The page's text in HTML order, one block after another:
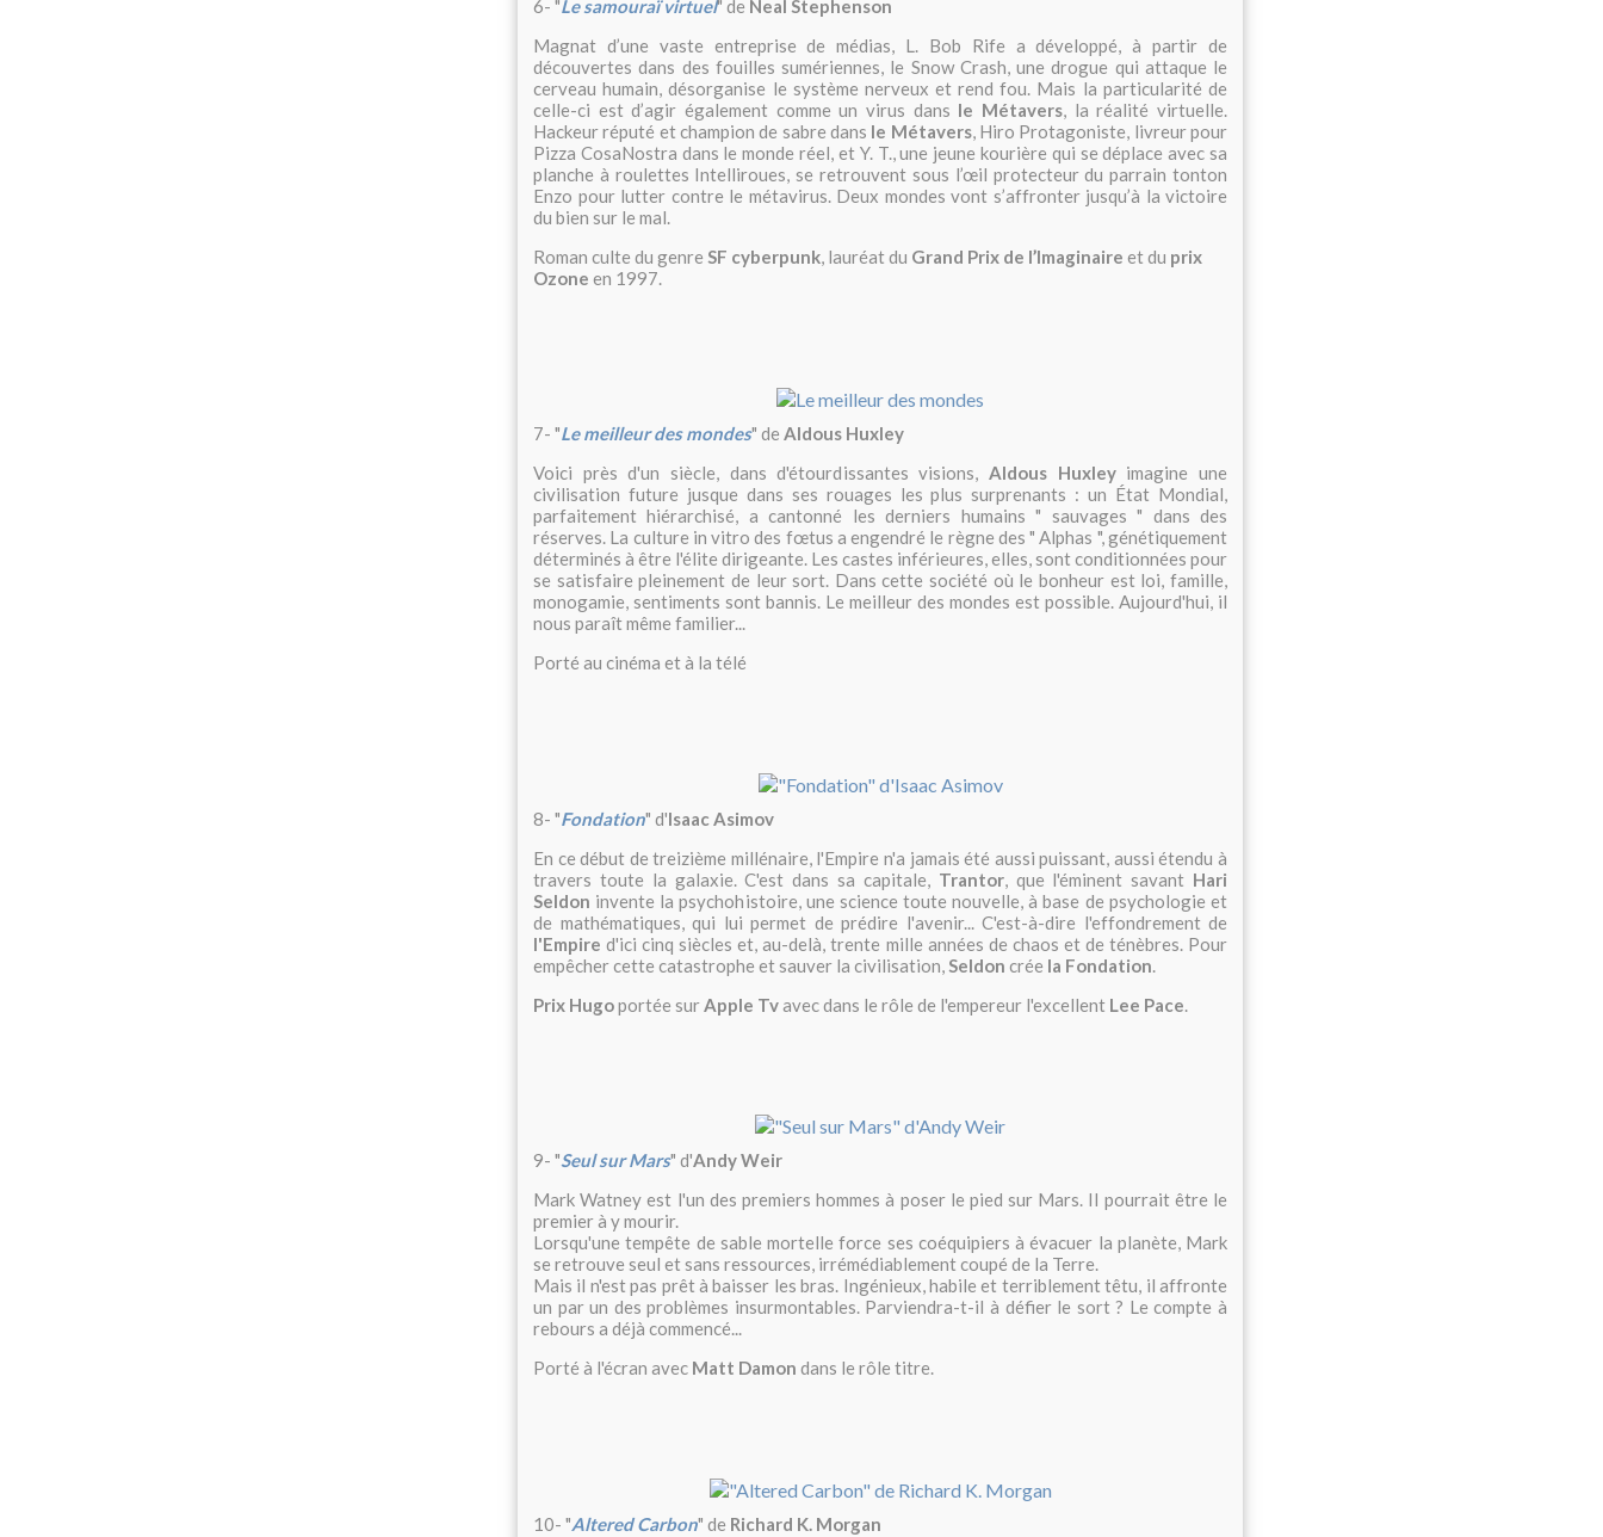
6- "Le samouraï virtuel" de Neal Stephenson
Magnat d’une vaste entreprise de médias, L. Bob Rife a développé, à partir de
découvertes dans des fouilles sumériennes, le Snow Crash, une drogue qui attaque le
cerveau humain, désorganise le système nerveux et rend fou. Mais la particularité de
celle-ci est d’agir également comme un virus dans le Métavers, la réalité virtuelle.
Hackeur réputé et champion de sabre dans le Métavers, Hiro Protagoniste, livreur pour
Pizza CosaNostra dans le monde réel, et Y. T., une jeune kourière qui se déplace avec sa
planche à roulettes Intelliroues, se retrouvent sous l’œil protecteur du parrain tonton
Enzo pour lutter contre le métavirus. Deux mondes vont s’affronter jusqu’à la victoire
du bien sur le mal.
Roman culte du genre SF cyberpunk, lauréat du Grand Prix de l’Imaginaire et du prix
Ozone en 1997.
7- "Le meilleur des mondes" de Aldous Huxley
Voici près d'un siècle, dans d'étourdissantes visions, Aldous Huxleyimagine une
civilisation future jusque dans ses rouages les plus surprenants : un État Mondial,
parfaitement hiérarchisé, a cantonné les derniers humains " sauvages " dans des
réserves. La culture in vitro des fœtus a engendré le règne des " Alphas ", génétiquement
déterminés à être l'élite dirigeante. Les castes inférieures, elles, sont conditionnées pour
se satisfaire pleinement de leur sort. Dans cette société où le bonheur est loi, famille,
monogamie, sentiments sont bannis. Le meilleur des mondes est possible. Aujourd'hui, il
nous paraît même familier...
Porté au cinéma et à la télé
8- "Fondation" d'Isaac Asimov
En ce début de treizième millénaire, l'Empire n'a jamais été aussi puissant, aussi étendu à
travers toute la galaxie. C'est dans sa capitale, Trantor, que l'éminent savant Hari
Seldon invente la psychohistoire, une science toute nouvelle, à base de psychologie et
de mathématiques, qui lui permet de prédire l'avenir... C'est-à-dire l'effondrement de
l'Empired'ici cinq siècles et, au-delà, trente mille années de chaos et de ténèbres. Pour
empêcher cette catastrophe et sauver la civilisation,Seldon crée la Fondation.
Prix Hugoportée surApple Tvavec dans le rôle de l'empereur l'excellent Lee Pace.
9- "Seul sur Mars" d'Andy Weir
Mark Watney est l'un des premiers hommes à poser le pied sur Mars. Il pourrait être le
premier à y mourir.
Lorsqu'une tempête de sable mortelle force ses coéquipiers à évacuer la planète, Mark
se retrouve seul et sans ressources, irrémédiablement coupé de la Terre.
Mais il n'est pas prêt à baisser les bras. Ingénieux, habile et terriblement têtu, il affronte
un par un des problèmes insurmontables. Parviendra-t-il à défier le sort ? Le compte à
rebours a déjà commencé...
Porté à l'écran avec Matt Damon dans le rôle titre.
10- "Altered Carbon" de Richard K. Morgan